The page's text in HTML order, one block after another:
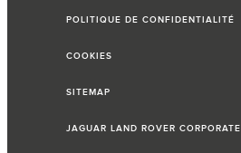
POLITIQUE DE CONFIDENTIALITÉ
COOKIES
SITEMAP
JAGUAR LAND ROVER CORPORATE